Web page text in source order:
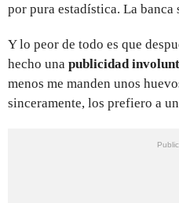
por pura estadística. La banca
Y lo peor de todo es que
hecho una publicidad
menos me manden unos
sinceramente, los prefiero a